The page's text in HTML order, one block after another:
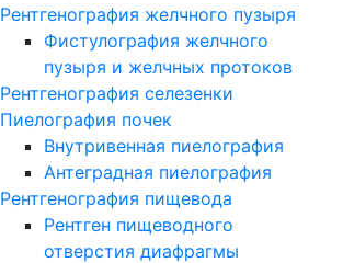
Рентгенография желчного пузыря
Фистулография желчного
пузыря и желчных протоков
Рентгенография селезенки
Пиелография почек
Внутривенная пиелография
Антеградная пиелография
Рентгенография пищевода
Рентген пищеводного
отверстия диафрагмы